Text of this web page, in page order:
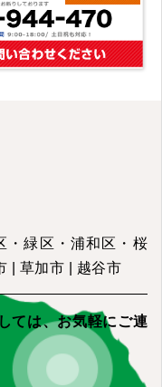
・緑区・浦和区・桜
| 草加市 | 越谷市
ては、お気軽にご連